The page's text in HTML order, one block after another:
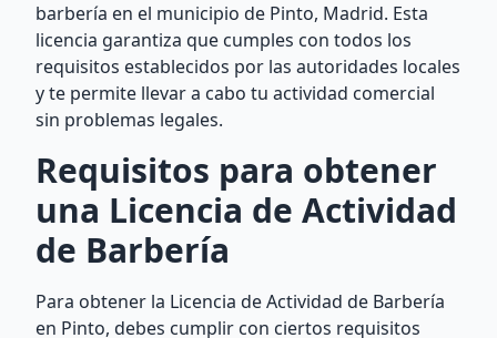
barbería en el municipio de Pinto, Madrid. Esta
licencia garantiza que cumples con todos los
requisitos establecidos por las autoridades locales
y te permite llevar a cabo tu actividad comercial
sin problemas legales.
Requisitos para obtener
una Licencia de Actividad
de Barbería
Para obtener la Licencia de Actividad de Barbería
en Pinto, debes cumplir con ciertos requisitos